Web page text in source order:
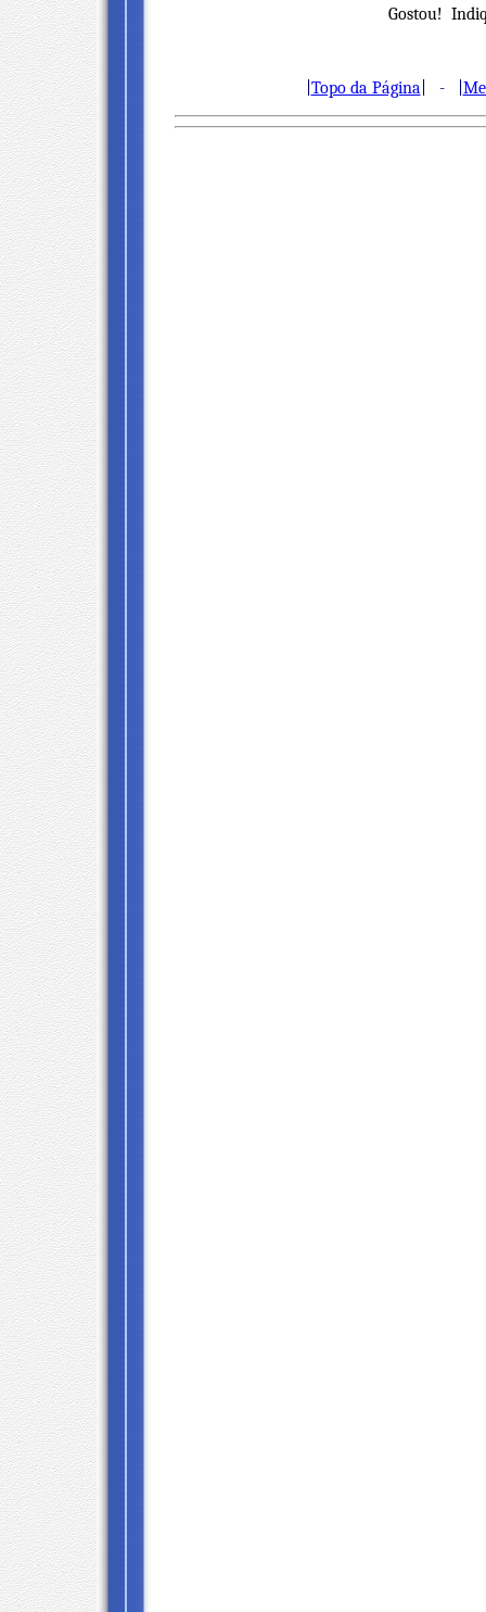
Gostou!
Topo da Página| - |